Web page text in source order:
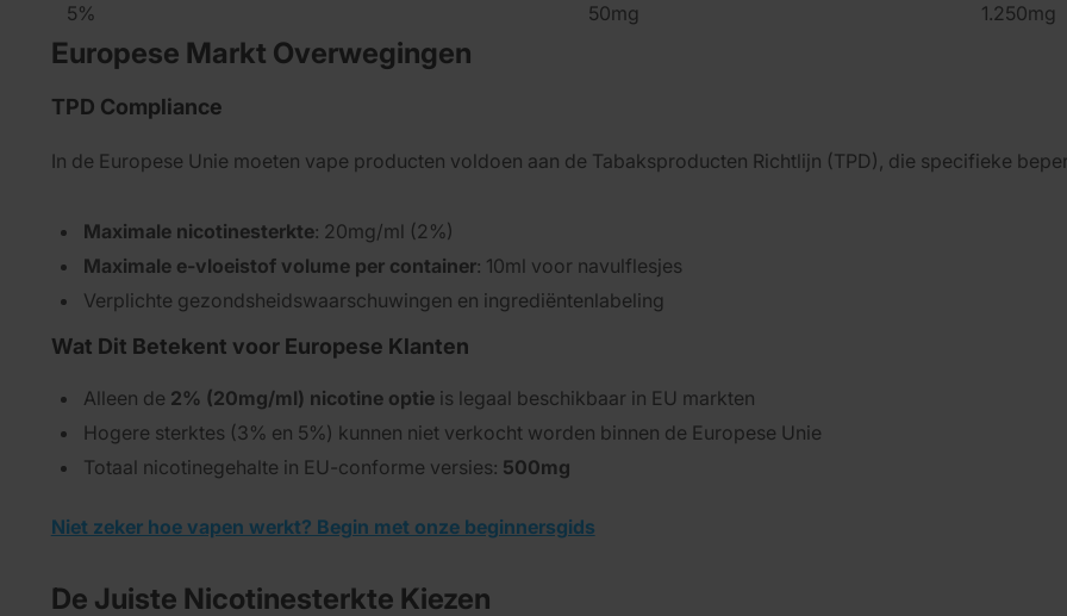
5% 50mg 1.250mg
Europese Markt Overwegingen
TPD Compliance
In de Europese Unie moeten vape producten voldoen aan de Tabaksproducten Richtlijn (TPD), die specifieke
Maximale nicotinesterkte: 20mg/ml (2%)
Maximale e-vloeistof volume per container: 10ml voor navulflesjes
Verplichte gezondsheidswaarschuwingen en ingrediëntenlabeling
Wat Dit Betekent voor Europese Klanten
Alleen de 2% (20mg/ml) nicotine optieis legaal beschikbaar in EU markten
Hogere sterktes (3% en 5%) kunnen niet verkocht worden binnen de Europese Unie
Totaal nicotinegehalte in EU-conforme versies: 500mg
Niet zeker hoe vapen werkt? Begin met onze beginnersgids
De Juiste Nicotinesterkte Kiezen